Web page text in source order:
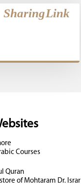
Sharing Link
Courses
Quran
of Mohtaram Dr. Israr